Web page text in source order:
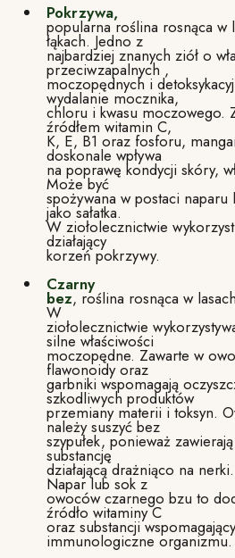
Pokrzywa,
popularna roślina rosnąca w
łąkach. Jedno z
najbardziej znanych ziół o
przeciwzapalnych ,
moczopędnych i
wydalanie mocznika,
chloru i kwasu moczowego.
źródłem witamin C,
K, E, B1 oraz fosforu,
doskonale wpływa
na poprawę kondycji skóry,
Może być
spożywana w postaci
jako sałatka.
W ziołolecznictwie
działający
korzeń pokrzywy.
Czarny
bez, roślina rosnąca w
W
ziołolecznictwie
silne właściwości
moczopędne. Zawarte w
flawonoidy oraz
garbniki wspomagają
szkodliwych produktów
przemiany materii i toksyn.
należy suszyć bez
szypułek, ponieważ
substancję
działającą drażniąco na nerki.
Napar lub sok z
owoców czarnego bzu to
źródło witaminy C
oraz substancji
immunologiczne organizmu.